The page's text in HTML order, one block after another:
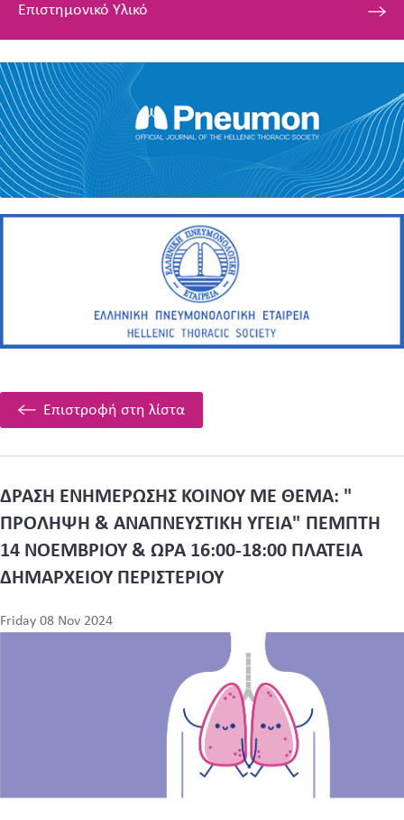
Επιστημονικό Υλικό
Επιστροφή στη λίστα
ΔΡΑΣΗ ΕΝΗΜΕΡΩΣΗΣ ΚΟΙΝΟΥ ΜΕ ΘΕΜΑ: "
ΠΡΟΛΗΨΗ & ΑΝΑΠΝΕΥΣΤΙΚΗ ΥΓΕΙΑ" ΠΕΜΠΤΗ
14 ΝΟΕΜΒΡΙΟΥ & ΩΡΑ 16:00-18:00 ΠΛΑΤΕΙΑ
ΔΗΜΑΡΧΕΙΟΥ ΠΕΡΙΣΤΕΡΙΟΥ
Friday 08 Nov 2024